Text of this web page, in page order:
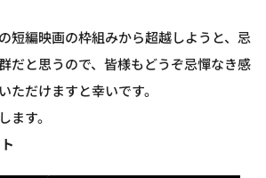
短編映画の枠組みから超越しようと、忌
だと思うので、皆様もどうぞ忌憚なき感
ただけますと幸いです。
ます。